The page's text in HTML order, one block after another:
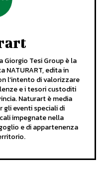
Tesi Group è la
edita in
l’intento di valorizzare
e i tesori custoditi
Naturart è media
eventi speciali di
impegnate nella
e di appartenenza